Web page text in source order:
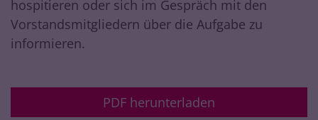
hospitieren oder sich im Gespräch mit den
Vorstandsmitgliedern über die Aufgabe zu
informieren.
PDF herunterladen